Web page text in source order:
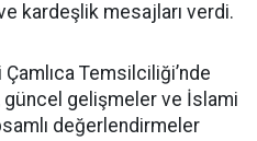
kardeşlik mesajları verdi.
Temsilciliği’nde
gelişmeler ve İslami
değerlendirmeler